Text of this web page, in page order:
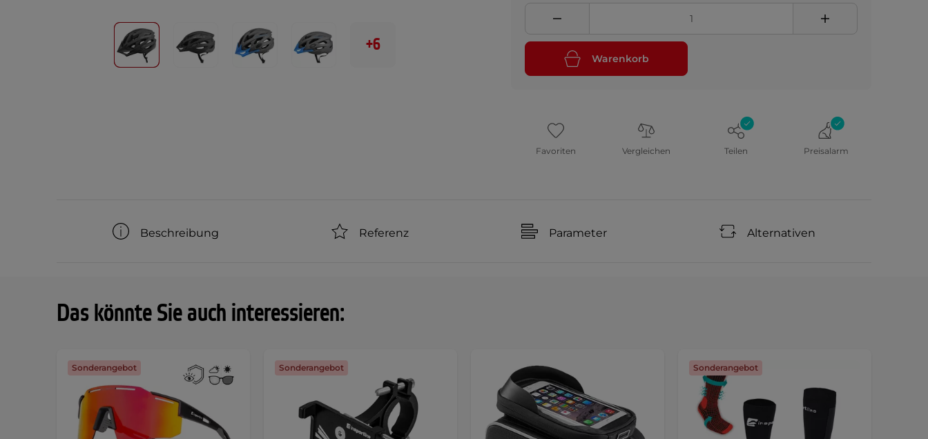
+6
Warenkorb
Favoriten Vergleichen Teilen Preisalarm
Beschreibung Referenz Parameter Alternativen
Das könnte Sie auch interessieren:
Sonderangebot Sonderangebot Sonderangebot